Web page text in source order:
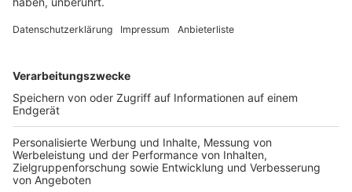
Husten gehört nicht zu den klassischen
bei anderen Varianten anders. Bei den vorigen -
gerade bei Delta - aber auch beim
Ursprungsvirus, war Husten noch deutlich
häufiger als Symptom festgestellt worden. Klar,
Husten kann natürlich jetzt auch bei Omikron
vorkommen, aber wie gesagt: ganz klassisch ist
es nicht. Ganz häufig kommt dagegen der